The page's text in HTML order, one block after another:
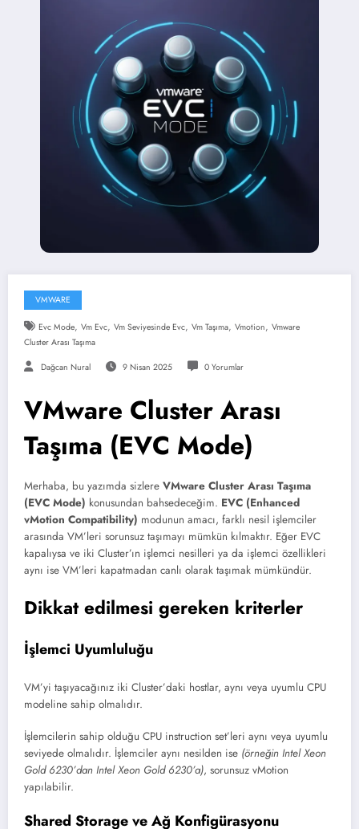
VMWARE
Evc Mode, Vm Evc, Vm Seviyesinde Evc, Vm Taşıma, Vmotion, Vmware
Cluster Arası Taşıma
Dağcan Nural 9 Nisan 2025 0 Yorumlar
VMware Cluster Arası
Taşıma (EVC Mode)
Merhaba, bu yazımda sizlere VMware Cluster Arası Taşıma
(EVC Mode) konusundan bahsedeceğim. EVC (Enhanced
vMotion Compatibility) modunun amacı, farklı nesil işlemciler
arasında VM’leri sorunsuz taşımayı mümkün kılmaktır. Eğer EVC
kapalıysa ve iki Cluster’ın işlemci nesilleri ya da işlemci özellikleri
aynı ise VM’leri kapatmadan canlı olarak taşımak mümkündür.
Dikkat edilmesi gereken kriterler
İşlemci Uyumluluğu
VM’yi taşıyacağınız iki Cluster’daki hostlar, aynı veya uyumlu CPU
modeline sahip olmalıdır.
İşlemcilerin sahip olduğu CPU instruction set’leri aynı veya uyumlu
seviyede olmalıdır. İşlemciler aynı nesilden ise (örneğin Intel Xeon
Gold 6230’dan Intel Xeon Gold 6230’a), sorunsuz vMotion
yapılabilir.
Shared Storage ve Ağ Konfigürasyonu